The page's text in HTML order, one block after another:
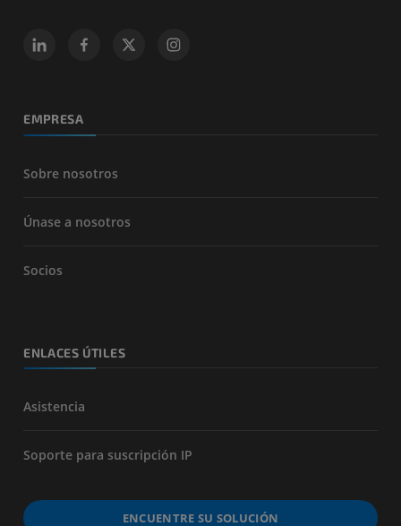
EMPRESA
Sobre nosotros
Únase a nosotros
Socios
ENLACES ÚTILES
Asistencia
Soporte para suscripción IP
ENCUENTRE SU SOLUCIÓN